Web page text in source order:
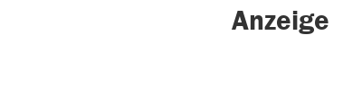
Anzeige